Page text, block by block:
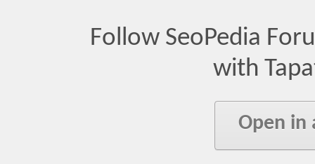
Follow SeoPedia
with
Open in